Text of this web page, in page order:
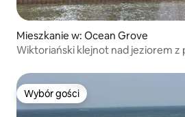
Mieszkanie w: Ocean Grove
Wiktoriański klejnot nad jeziorem
Wybór gości
Wybór gości